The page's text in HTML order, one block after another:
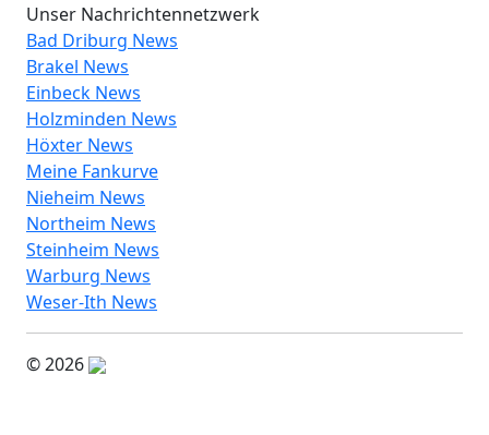
Unser Nachrichtennetzwerk
Bad Driburg News
Brakel News
Einbeck News
Holzminden News
Höxter News
Meine Fankurve
Nieheim News
Northeim News
Steinheim News
Warburg News
Weser-Ith News
© 2026